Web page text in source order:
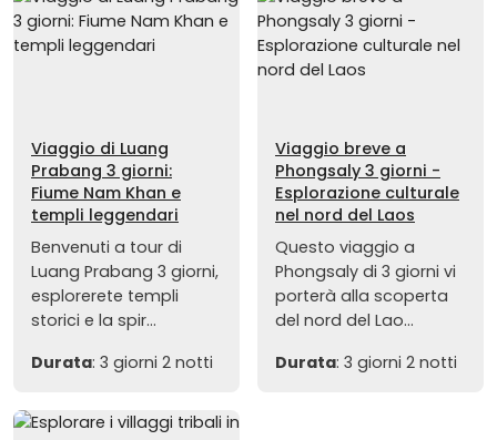
Viaggio di Luang
Prabang 3 giorni:
Fiume Nam Khan e
templi leggendari
Benvenuti a tour di
Luang Prabang 3 giorni,
esplorerete templi
storici e la spir...
Durata: 3 giorni 2 notti
Viaggio breve a
Phongsaly 3 giorni -
Esplorazione culturale
nel nord del Laos
Questo viaggio a
Phongsaly di 3 giorni vi
porterà alla scoperta
del nord del Lao...
Durata: 3 giorni 2 notti